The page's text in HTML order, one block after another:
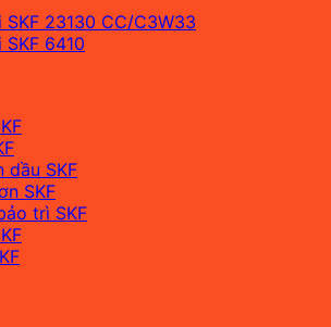
dầu SKF
SKF
trì SKF